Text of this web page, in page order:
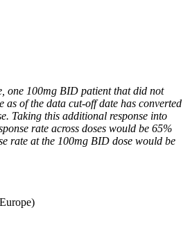
one 100mg BID patient that did not
as of the data cut-off date has converted
Taking this additional response into
rate across doses would be 65%
rate at the 100mg BID dose would be